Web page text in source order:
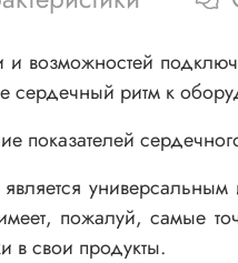
и возможностей
сердечный ритм к
показателей
пожалуй, самые
в свои продукты.